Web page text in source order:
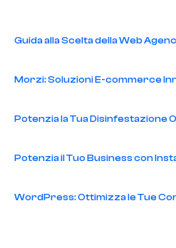
Guida alla Scelta della Web
Morzi: Soluzioni E-commerce
Potenzia la Tua Disinfestazione
Potenzia il Tuo Business con
WordPress: Ottimizza le Tue